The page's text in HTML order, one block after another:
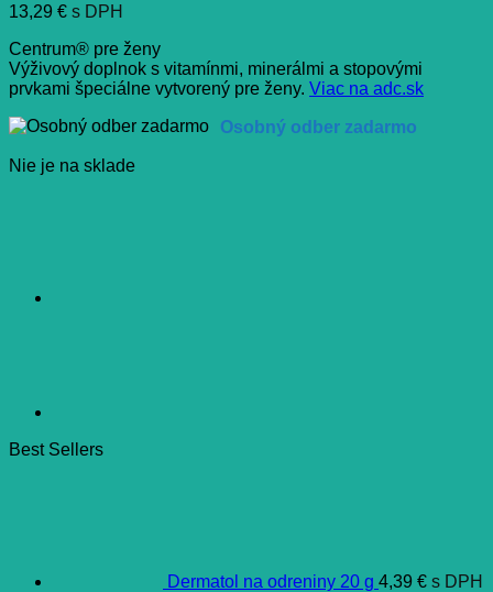
13,29 € s DPH
Centrum® pre ženy
Výživový doplnok s vitamínmi, minerálmi a stopovými
prvkami špeciálne vytvorený pre ženy. Viac na adc.sk
Osobný odber zadarmo
Nie je na sklade
Best Sellers
Dermatol na odreniny 20 g 4,39 € s DPH